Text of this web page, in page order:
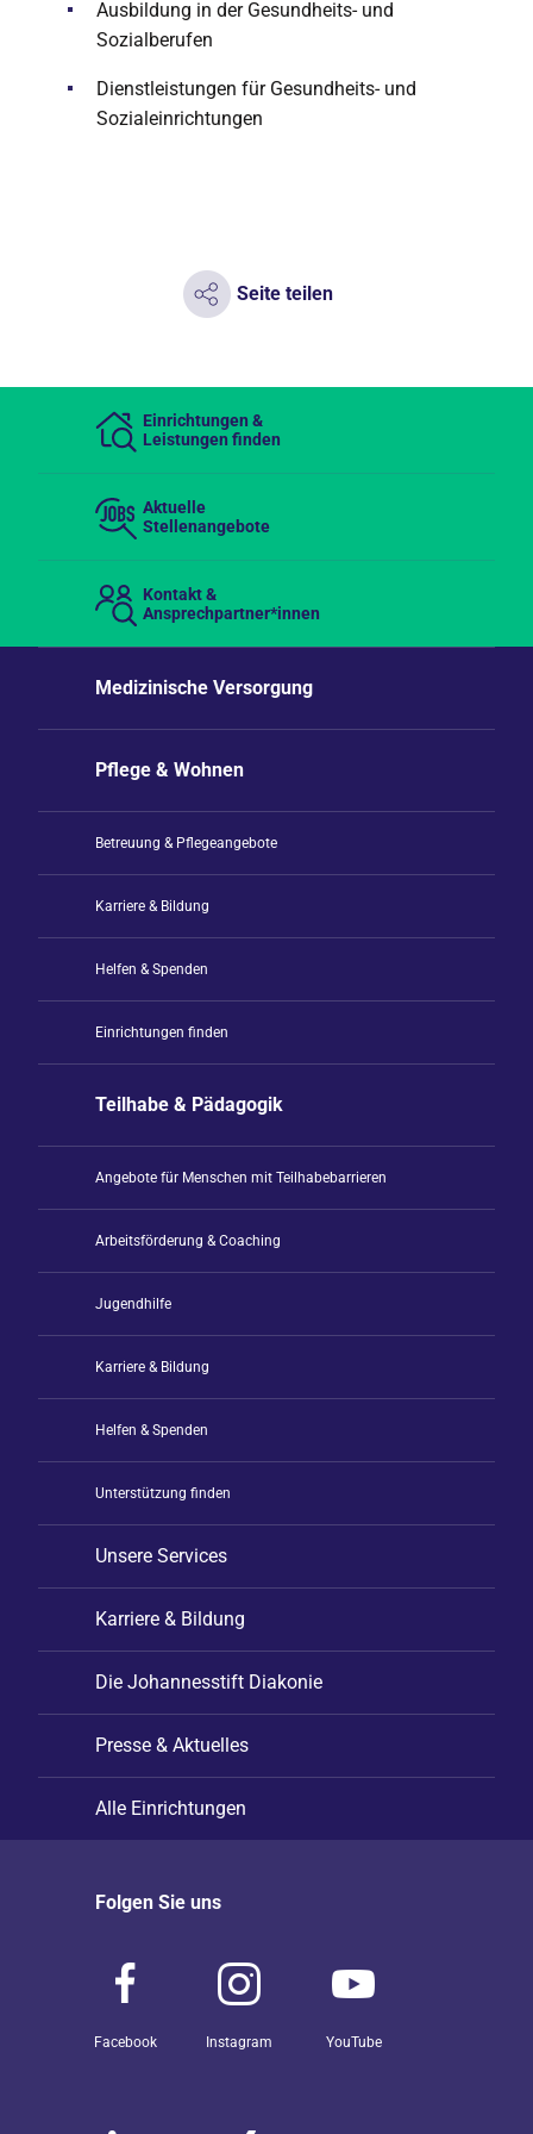
Ausbildung in der Gesundheits- und
Sozialberufen
Dienstleistungen für Gesundheits- und
Sozialeinrichtungen
Seite teilen
Einrichtungen &
Leistungen finden
Aktuelle
Stellenangebote
Kontakt &
Ansprechpartner*innen
Medizinische Versorgung
Pflege & Wohnen
Betreuung & Pflegeangebote
Karriere & Bildung
Helfen & Spenden
Einrichtungen finden
Teilhabe & Pädagogik
Angebote für Menschen mit Teilhabebarrieren
Arbeitsförderung & Coaching
Jugendhilfe
Karriere & Bildung
Helfen & Spenden
Unterstützung finden
Unsere Services
Karriere & Bildung
Die Johannesstift Diakonie
Presse & Aktuelles
Alle Einrichtungen
Folgen Sie uns
Facebook Instagram YouTube